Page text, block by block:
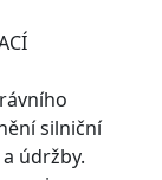
silniční
údržby.